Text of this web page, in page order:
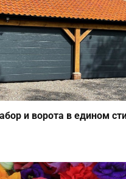
и ворота в едином